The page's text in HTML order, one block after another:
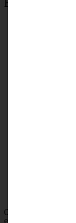
Beliebteste
Omas saftiger
einfach und